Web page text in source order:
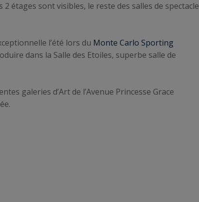
étages sont visibles, le reste des salles de spectacle
l’été lors du Monte Carlo Sporting
dans la Salle des Etoiles, superbe salle de
galeries d’Art de l’Avenue Princesse Grace